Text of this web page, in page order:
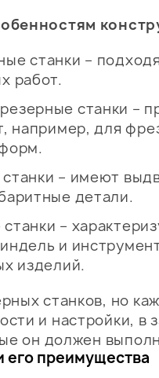
станки –
работ.
станки –
например, для
– имеют
детали.
–
и
изделий.
станков, но
и настройки, в
он должен
его преимущества